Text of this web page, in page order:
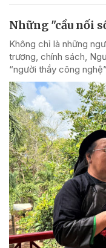
Những "cầu nối
Không chỉ là những
trương, chính sách,
“người thầy công